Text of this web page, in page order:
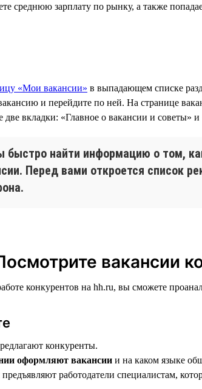
среднюю зарплату по рынку, а также
«Мои вакансии» в выпадающем списке
и перейдите по ней. На странице
две вкладки: «Главное о вакансии и советы»
быстро найти информацию о том,
Перед вами откроется список
вакансии
конкурентов на hh.ru, вы сможете
конкуренты.
оформляют вакансии и на каком языке
предъявляют работодатели специалистам,